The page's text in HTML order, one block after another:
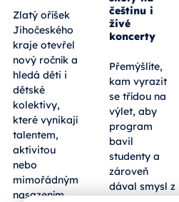
Zlatý oříšek
Jihočeského
kraje otevřel
nový ročník a
hledá děti i
dětské
kolektivy,
které vynikají
talentem,
aktivitou
nebo
mimořádným
nasazením.
češtinu i
živé
koncerty
Přemýšlíte,
kam vyrazit
se třídou na
výlet, aby
program
bavil
studenty a
zároveň
dával smysl z